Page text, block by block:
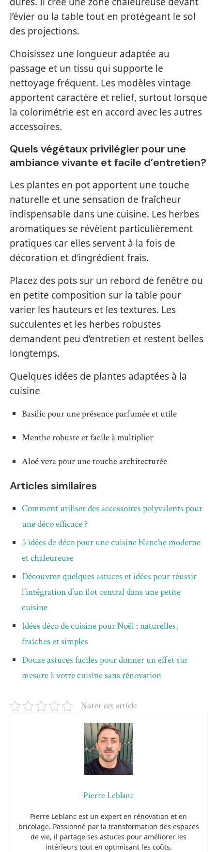
l’évier ou la table tout en protégeant le sol
des projections.
Choisissez une longueur adaptée au
passage et un tissu qui supporte le
nettoyage fréquent. Les modèles vintage
apportent caractère et relief, surtout lorsque
la colorimétrie est en accord avec les autres
accessoires.
Quels végétaux privilégier pour une
ambiance vivante et facile d’entretien?
Les plantes en pot apportent une touche
naturelle et une sensation de fraîcheur
indispensable dans une cuisine. Les herbes
aromatiques se révèlent particulièrement
pratiques car elles servent à la fois de
décoration et d’ingrédient frais.
Placez des pots sur un rebord de fenêtre ou
en petite composition sur la table pour
varier les hauteurs et les textures. Les
succulentes et les herbes robustes
demandent peu d’entretien et restent belles
longtemps.
Quelques idées de plantes adaptées à la
cuisine
Basilic pour une présence parfumée et utile
Menthe robuste et facile à multiplier
Aloé vera pour une touche architecturée
Articles similaires
Comment utiliser des accessoires polyvalents pour
une déco efficace ?
5 idées de déco pour une cuisine blanche moderne
et chaleureuse
Découvrez quelques astuces et idées pour réussir
l’intégration d’un îlot central dans une petite
cuisine
Idées déco de cuisine pour Noël : naturelles,
fraîches et simples
Douze astuces faciles pour donner un effet sur
mesure à votre cuisine sans rénovation
Noter cet article
Pierre Leblanc
Pierre Leblanc est un expert en rénovation et en
bricolage. Passionné par la transformation des espaces
de vie, il partage ses astuces pour améliorer les
intérieurs tout en optimisant les coûts.